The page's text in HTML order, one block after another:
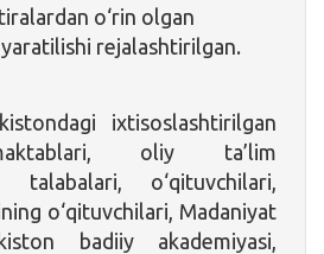
o‘rin olgan
rejalashtirilgan.
ixtisoslashtirilgan
oliy ta’lim
talabalari, o‘qituvchilari,
o‘qituvchilari, Madaniyat
badiiy akademiyasi,